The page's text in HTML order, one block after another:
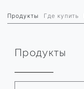
Продукты Где купить
Продукты